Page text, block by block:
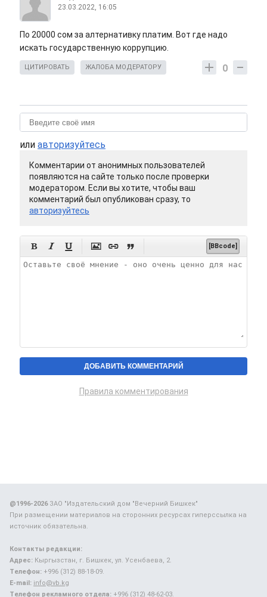
23.03.2022, 16:05
По 20000 сом за алтернативку платим. Вот где надо
искать государственную коррупцию.
0
ЦИТИРОВАТЬ ЖАЛОБА МОДЕРАТОРУ
или авторизуйтесь
Комментарии от анонимных пользователей
появляются на сайте только после проверки
модератором. Если вы хотите, чтобы ваш
комментарий был опубликован сразу, то
авторизуйтесь
      [BBcode]
Правила комментирования
@1996-2026ЗАО "Издательский дом "Вечерний Бишкек"
При размещении материалов на сторонних ресурсах гиперссылка на
источник обязательна.
Контакты редакции:
Адрес: Кыргызстан, г. Бишкек, ул. Усенбаева, 2.
Телефон: +996 (312) 88-18-09.
E-mail: info@vb.kg
Телефон рекламного отдела: +996 (312) 48-62-03.